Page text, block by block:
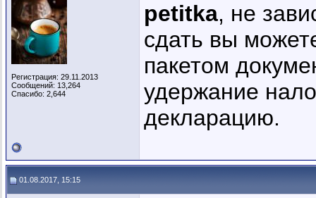
Регистрация: 29.11.2013
Сообщений: 13,264
Спасибо: 2,644
petitka, не
сдать вы
пакетом
удержание
декларацию.
01.08.2017, 15:15